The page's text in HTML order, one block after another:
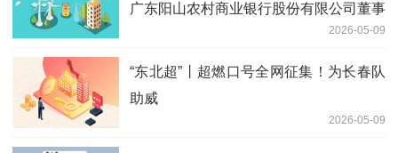
广东阳山农村商业银行股份有限公司董事
2026-05-09
“东北超”丨超燃口号全网征集！为长春队
助威
2026-05-09